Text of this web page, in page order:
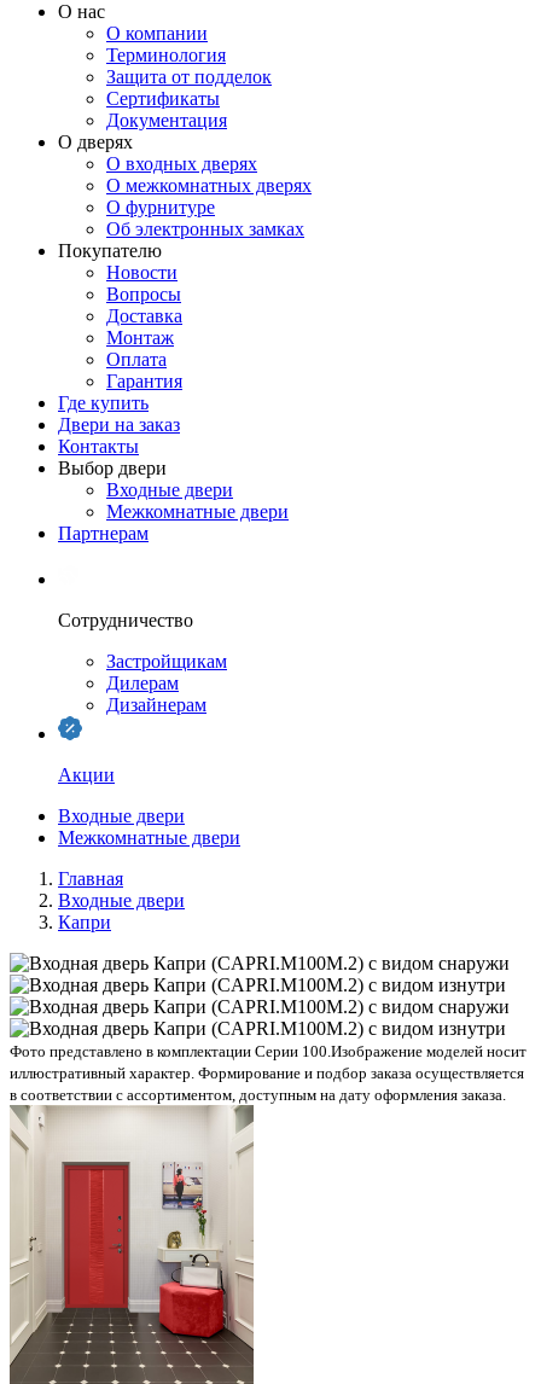
О нас
О компании
Терминология
Защита от подделок
Сертификаты
Документация
О дверях
О входных дверях
О межкомнатных дверях
О фурнитуре
Об электронных замках
Покупателю
Новости
Вопросы
Доставка
Монтаж
Оплата
Гарантия
Где купить
Двери на заказ
Контакты
Выбор двери
Входные двери
Межкомнатные двери
Партнерам
Сотрудничество
Застройщикам
Дилерам
Дизайнерам
Акции
Входные двери
Межкомнатные двери
Главная
Входные двери
Капри
Фото представлено в комплектации Серии 100.Изображение моделей носит
иллюстративный характер. Формирование и подбор заказа осуществляется
в соответствии с ассортиментом, доступным на дату оформления заказа.